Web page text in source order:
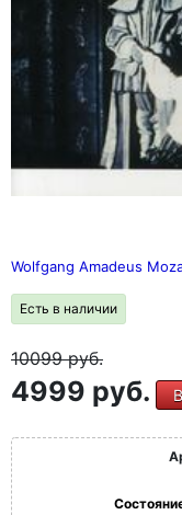
Wolfgang Amadeus
Есть в наличии
10099руб.
4999 руб.